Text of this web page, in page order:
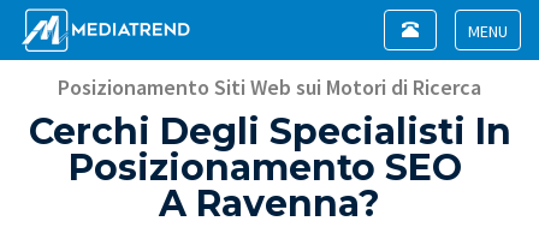
Toggle
Toggle
navigation
Posizionamento Siti Web sui Motori di Ricerca
Cerchi Degli Specialisti In
Posizionamento SEO
A Ravenna?